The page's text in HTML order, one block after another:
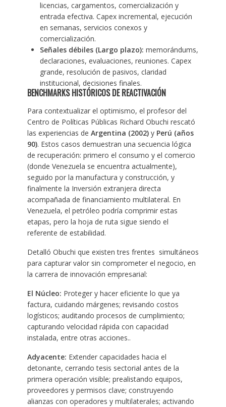
licencias, cargamentos, comercialización y
entrada efectiva. Capex incremental, ejecución
en semanas, servicios conexos y
comercialización.
Señales débiles (Largo plazo): memorándums,
declaraciones, evaluaciones, reuniones. Capex
grande, resolución de pasivos, claridad
institucional, decisiones finales.
BENCHMARKS HISTÓRICOS DE REACTIVACIÓN
Para contextualizar el optimismo, el profesor del
Centro de Políticas Públicas Richard Obuchi rescató
las experiencias de Argentina (2002)y Perú (años
90). Estos casos demuestran una secuencia lógica
de recuperación: primero el consumo y el comercio
(donde Venezuela se encuentra actualmente),
seguido por la manufactura y construcción, y
finalmente la Inversión extranjera directa
acompañada de financiamiento multilateral. En
Venezuela, el petróleo podría comprimir estas
etapas, pero la hoja de ruta sigue siendo el
referente de estabilidad.
Detalló Obuchi que existen tres frentes simultáneos
para capturar valor sin comprometer el negocio, en
la carrera de innovación empresarial:
El Núcleo: Proteger y hacer eficiente lo que ya
factura, cuidando márgenes; revisando costos
logísticos; auditando procesos de cumplimiento;
capturando velocidad rápida con capacidad
instalada, entre otras acciones..
Adyacente: Extender capacidades hacia el
detonante, cerrando tesis sectorial antes de la
primera operación visible; prealistando equipos,
proveedores y permisos clave; construyendo
alianzas con operadores y multilaterales; activando